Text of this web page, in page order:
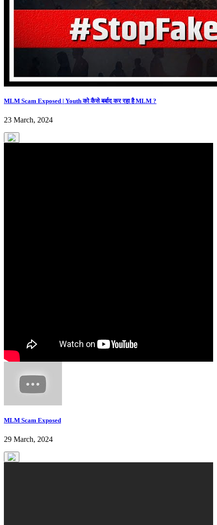
MLM Scam Exposed | Youth को कैसे बर्बाद कर रहा है MLM ?
23 March, 2024
MLM Scam Exposed
29 March, 2024